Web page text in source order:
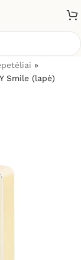
»
Smile (lapė)